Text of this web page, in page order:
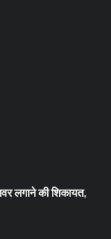
लगाने की शिकायत,